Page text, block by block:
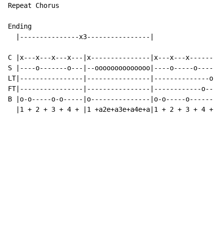
Repeat Chorus
Ending
  |---------------x3----------------|
C |x---x---x---x---|x---------------|x---x---
S |----o-------o---|--oooooooooooooo|----o-----
LT|----------------|----------------|--------------
FT|----------------|----------------|------------
B |o-o-----o-o-----|o---------------|o-o-----
|1 + 2 + 3 + 4 + |1 +a2e+a3e+a4e+a|1 + 2 + 3 + 4 +